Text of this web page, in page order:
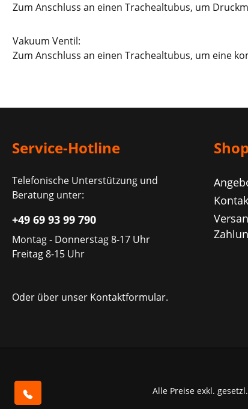
Zum Anschluss an einen Trachealtubus, um
Vakuum Ventil:
Zum Anschluss an einen Trachealtubus, um eine
Service-Hotline
Telefonische Unterstützung und
Beratung unter:
+49 69 93 99 790
Montag - Donnerstag 8-17 Uhr
Freitag 8-15 Uhr
Oder über unser Kontaktformular.
Alle Preise exkl.